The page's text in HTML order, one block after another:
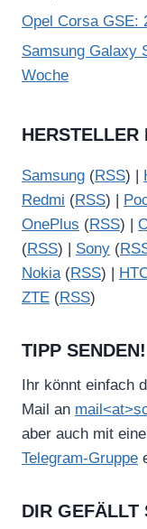
Opel Corsa GSE:
Samsung Galaxy
Woche
HERSTELLER
Samsung (RSS) |
Redmi (RSS) |
OnePlus (RSS) |
(RSS) | Sony (
Nokia(RSS) |
ZTE (RSS)
TIPP SENDEN!
Ihr könnt einfach
Mail an
aber auch mit
Telegram-Gruppe
DIR GEFÄLLT